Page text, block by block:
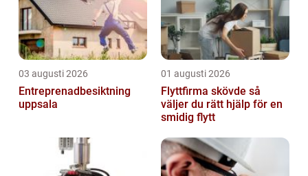
03 augusti 2026
Entreprenadbesiktning
uppsala
01 augusti 2026
Flyttfirma skövde så
väljer du rätt hjälp för en
smidig flytt